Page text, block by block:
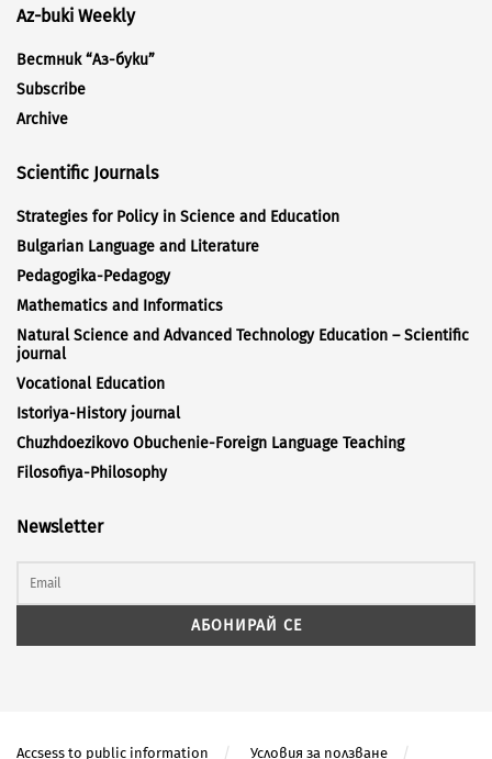
Az-buki Weekly
Вестник “Аз-буки”
Subscribe
Archive
Scientific Journals
Strategies for Policy in Science and Education
Bulgarian Language and Literature
Pedagogika-Pedagogy
Mathematics and Informatics
Natural Science and Advanced Technology Education – Scientific
journal
Vocational Education
Istoriya-History journal
Chuzhdoezikovo Obuchenie-Foreign Language Teaching
Filosofiya-Philosophy
Newsletter
Accsess to public information Условия за ползване